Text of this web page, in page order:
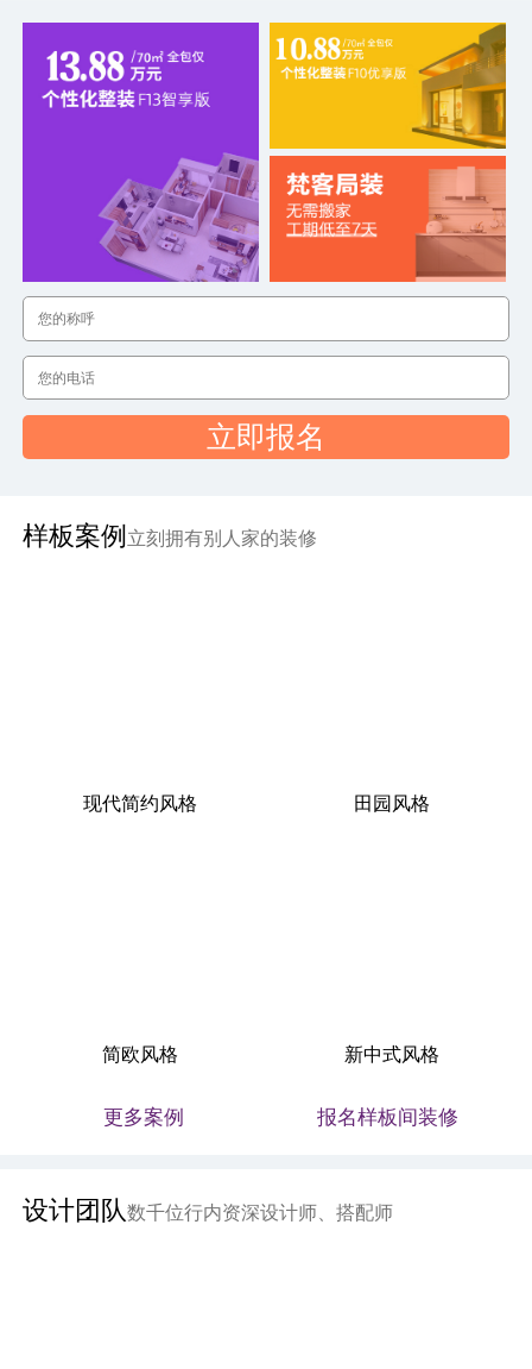
立即报名
样板案例 立刻拥有别人家的装修
现代简约风格 田园风格
简欧风格 新中式风格
更多案例 报名样板间装修
设计团队数千位行内资深设计师、搭配师